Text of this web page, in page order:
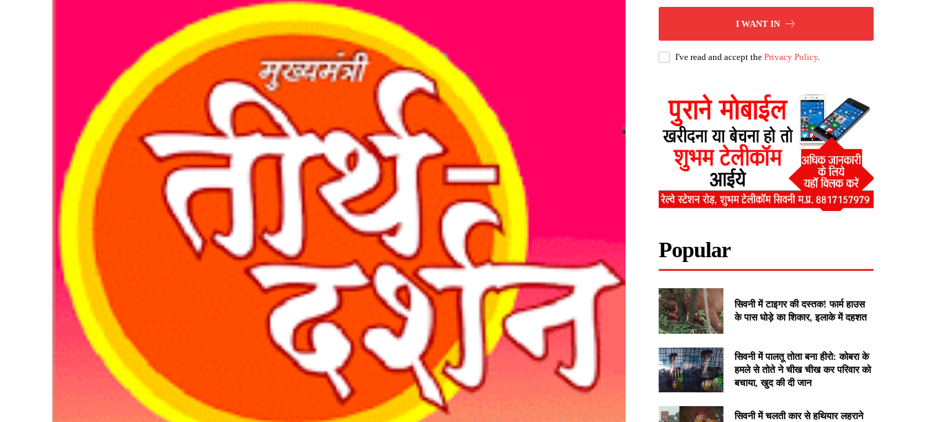
I WANT IN
I've read and accept thePrivacy Policy.
Popular
सिवनी में टाइगर की दस्तक! फार्म हाउस
के पास घोड़े का शिकार, इलाके में दहशत
सिवनी में पालतू तोता बना हीरो: कोबरा के
हमले से तोते ने चीख चीख कर परिवार को
बचाया, खुद की दी जान
सिवनी में चलती कार से हथियार लहराने